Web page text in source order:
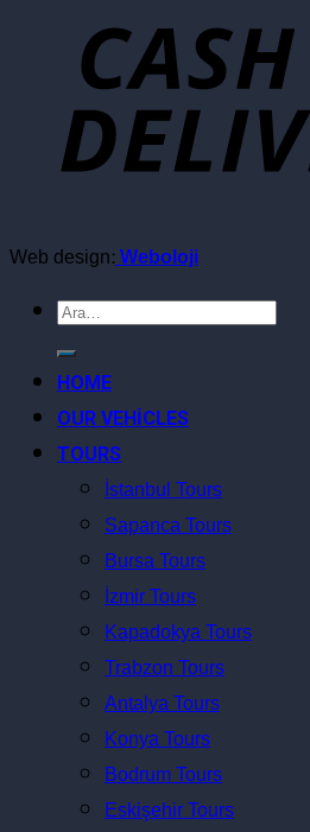
Web design:Weboloji
Ara:
HOME
OUR VEHİCLES
TOURS
İstanbul Tours
Sapanca Tours
Bursa Tours
İzmir Tours
Kapadokya Tours
Trabzon Tours
Antalya Tours
Konya Tours
Bodrum Tours
Eskişehir Tours